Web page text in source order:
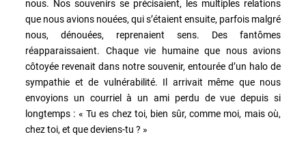
nous. Nos souvenirs se précisaient, les multiples relations
que nous avions nouées, qui s’étaient ensuite, parfois malgré
nous, dénouées, reprenaient sens. Des fantômes
réapparaissaient. Chaque vie humaine que nous avions
côtoyée revenait dans notre souvenir, entourée d’un halo de
sympathie et de vulnérabilité. Il arrivait même que nous
envoyions un courriel à un ami perdu de vue depuis si
longtemps : « Tu es chez toi, bien sûr, comme moi, mais où,
chez toi, et que deviens-tu ? »